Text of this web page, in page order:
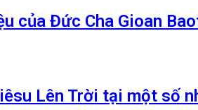
của Đức Cha Gioan
Lên Trời tại một số